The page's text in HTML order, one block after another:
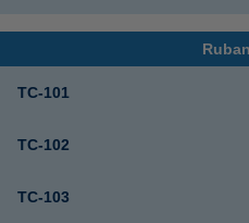
TC-101
TC-102
TC-103